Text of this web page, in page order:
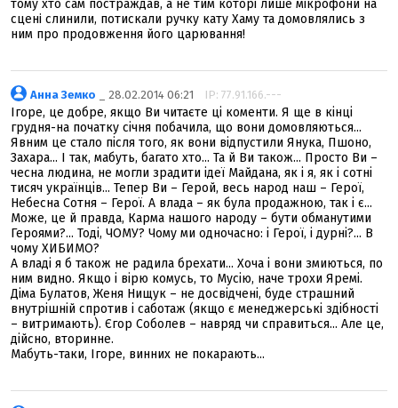
тому хто сам постраждав, а не тим которi лише мiкрофони на
сценi слинили, потискали ручку кату Хаму та домовлялись з
ним про продовження його царювання!
Анна Земко _ 28.02.2014 06:21 IP: 77.91.166.---
Ігоре, це добре, якщо Ви читаєте ці коменти. Я ще в кінці
грудня-на початку січня побачила, що вони домовляються...
Явним це стало після того, як вони відпустили Янука, Пшоно,
Захара... І так, мабуть, багато хто... Та й Ви також... Просто Ви –
чесна людина, не могли зрадити ідеї Майдана, як і я, як і сотні
тисяч українців... Тепер Ви – Герой, весь народ наш – Герої,
Небесна Сотня – Герої. А влада – як була продажною, так і є...
Може, це й правда, Карма нашого народу – бути обманутими
Героями?... Тоді, ЧОМУ? Чому ми одночасно: і Герої, і дурні?... В
чому ХИБИМО?
А владі я б також не радила брехати... Хоча і вони змиються, по
ним видно. Якщо і вірю комусь, то Мусію, наче трохи Яремі.
Діма Булатов, Женя Нищук – не досвідчені, буде страшний
внутрішній спротив і саботаж (якщо є менеджерські здібності
– витримають). Єгор Соболев – навряд чи справиться... Але це,
дійсно, вторинне.
Мабуть-таки, Ігоре, винних не покарають...